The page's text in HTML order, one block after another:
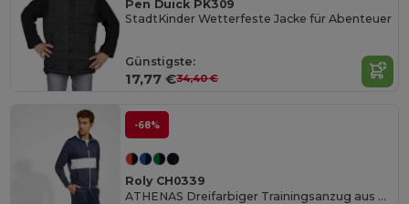
Pen Duick PK309
StadtKinder Wetterfeste Jacke für Abenteuer
Günstigste:
17,77 €34,40 €
-68%
Roly CH0339
ATHENAS Dreifarbiger Trainingsanzug aus Acetat mit samtigem Futter